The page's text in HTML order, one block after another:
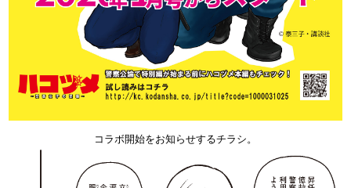
コラボ開始をお知らせするチラシ。